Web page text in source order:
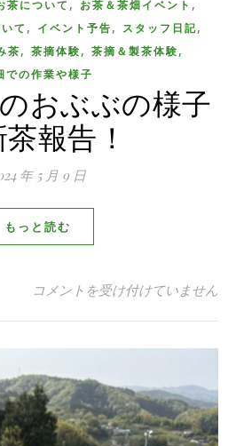
茶について , お茶＆茶畑イベント ,
て , イベント予告, スタッフ日記,
茶, 茶摘体験, 茶摘＆製茶体験,
での作業や様子
おぶぶの様子
報告！
年 5 月 9 日
もっと読む
2024年4月のおぶぶの様子と新茶
コメントを受け付けていません